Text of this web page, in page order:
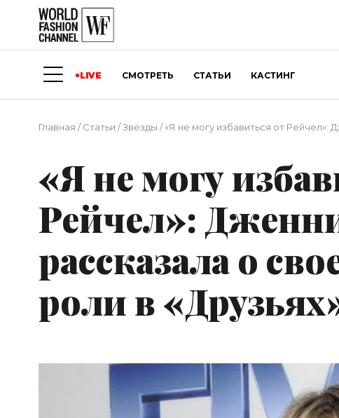
LIVE СМОТРЕТЬ СТАТЬИ КАСТИНГ
Главная /Статьи /Звёзды /«Я не могу избавиться от Рейчел»:
«Я не могу
Рейчел»:
рассказала о
роли в